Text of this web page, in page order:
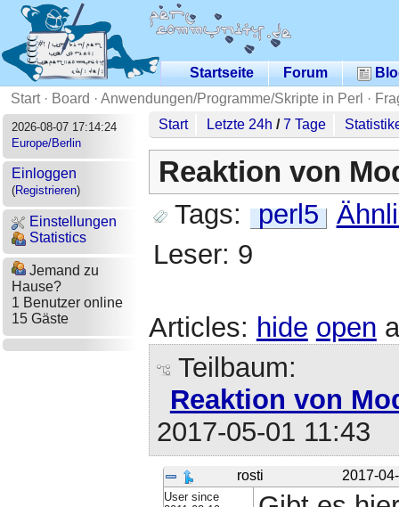
Startseite Forum
Start· Board · Anwendungen/Programme/Skripte in Perl ·
2026-08-07 17:14:24
Europe/Berlin
Einloggen
(Registrieren)
Einstellungen
Statistics
Jemand zu
Hause?
1 Benutzer online
15 Gäste
Start Letzte 24h /7 Tage
Reaktion von
Tags: perl5
Leser: 9
Articles: hide open
Teilbaum:
Reaktion von
2017-05-01 11:43
rosti 2017-
User since